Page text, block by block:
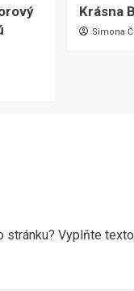
Krásna
Simona
stránku? Vyplňte